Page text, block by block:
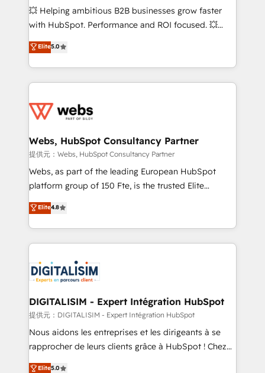
pipeline growth programs • Sales enablement tools
and CRM optimization • Retention strategies with
Execution • 750+ onboardings and 2,000+
implementations • Deep expertise across marketing,
💥 Helping ambitious B2B businesses grow faster
with HubSpot. Performance and ROI focused. 💥
BBD Boom is the HubSpot partner that can help you
to HubSpot Better. We work with your teams to
solve all your HubSpot challenges and improve user
adoption, sales process and marketing results.
the first time 🔧 Designing and optimising your
and build using HubSpot 🔌 Integrating HubSpot
with other systems 🎓 Training your teams to be
HubSpot pros 📊 Lead generation services using
HubSpot Why us? - SIX HubSpot Accreditations -
CRM, Solutions Architecture, Onboarding , Data
Migration, Custom Integration & Platform
team of 25+ experts Contact us today to help you
get more from your investment in HubSpot.
Elite5.0
Webs, HubSpot Consultancy Partner
提供元：Webs, HubSpot Consultancy Partner
Webs, as part of the leading European HubSpot
platform group of 150 Fte, is the trusted Elite
HubSpot CRM Partner offering you a roadmap on
maximizing EBITDA and achieving Commercial
Excellence. With our targeted processes, we
strengthen your digital transformation and minimize
Implementation partner, we provide expertise to
drive your business forward. Since 2015 we are fully
dedicated to HubSpot and with an experienced
team (50+), we work with reputable companies in
B2B sectors such as manufacturing, SaaS and
business services. We prepare a customized
impact of your digital transformation, including a
Elite4.8
DIGITALISIM - Expert Intégration HubSpot
提供元：DIGITALISIM - Expert Intégration HubSpot
Nous aidons les entreprises et les dirigeants à se
rapprocher de leurs clients grâce à HubSpot ! Chez
DIGITALISIM, nous avons l'intime conviction que la
Elite5.0